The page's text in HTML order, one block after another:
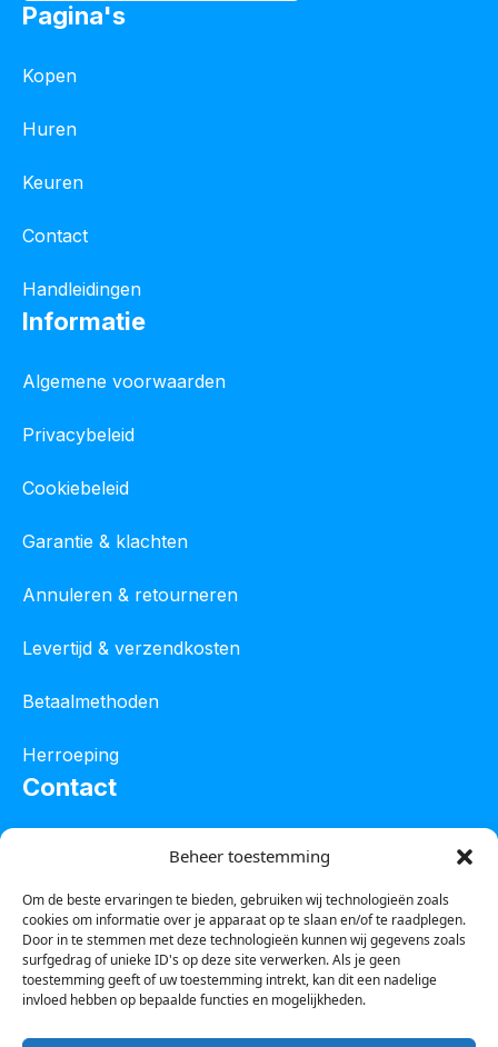
Beheer toestemming
Om de beste ervaringen te bieden, gebruiken wij technologieën zoals
cookies om informatie over je apparaat op te slaan en/of te raadplegen.
Door in te stemmen met deze technologieën kunnen wij gegevens zoals
surfgedrag of unieke ID's op deze site verwerken. Als je geen
toestemming geeft of uw toestemming intrekt, kan dit een nadelige
invloed hebben op bepaalde functies en mogelijkheden.
Pagina's
Kopen
Huren
Keuren
Contact
Handleidingen
Informatie
Algemene voorwaarden
Privacybeleid
Cookiebeleid
Garantie & klachten
Annuleren & retourneren
Levertijd & verzendkosten
Betaalmethoden
Herroeping
Contact
Tel :0850601800
Whatsapp : 0623388306